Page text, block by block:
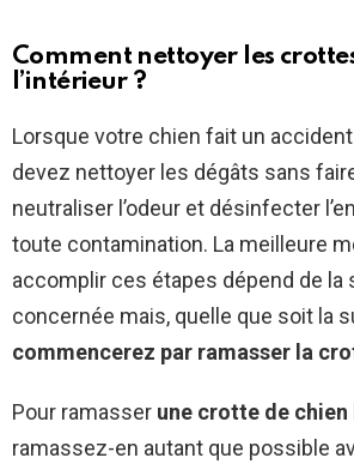
Comment nettoyer les
l’intérieur ?
Lorsque votre chien fait un accident
devez nettoyer les dégâts sans
neutraliser l’odeur et désinfecter
toute contamination. La meilleure
accomplir ces étapes dépend de la
concernée mais, quelle que soit la
commencerez par ramasser la
Pour ramasser une crotte de chien
ramassez-en autant que possible